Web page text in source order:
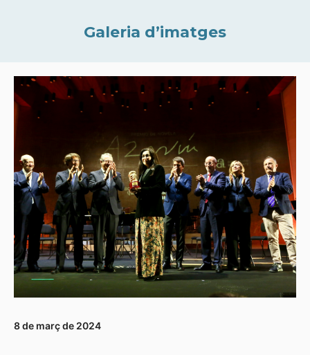
Galeria d’imatges
8 de març de 2024